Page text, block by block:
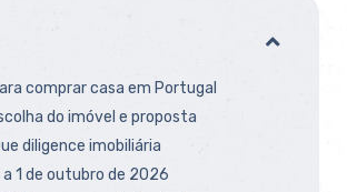
comprar casa em Portugal
do imóvel e proposta
diligence imobiliária
a 1 de outubro de 2026